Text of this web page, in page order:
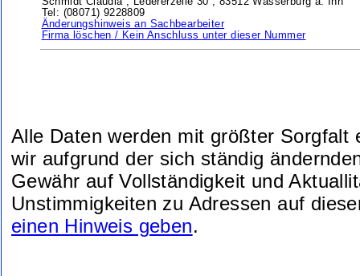
Tel: (08071) 9228809
Änderungshinweis an Sachbearbeiter
Firma löschen / Kein Anschluss unter dieser Nummer
Alle Daten werden mit größter Sorgfalt
wir aufgrund der sich ständig
Gewähr auf Vollständigkeit und
Unstimmigkeiten zu Adressen auf
einen Hinweis geben.